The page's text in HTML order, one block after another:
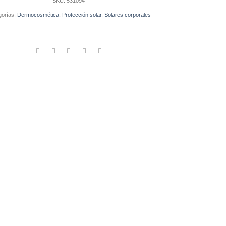
Dermocosmética, Protección solar, Solares corporales